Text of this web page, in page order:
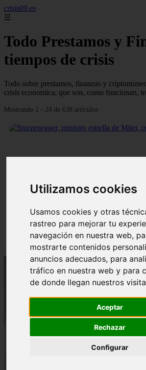
Utilizamos cookies
Usamos cookies y otras
rastreo para mejorar tu
navegación en nuestra web,
mostrarte contenidos
anuncios adecuados, para
tráfico en nuestra web y para
de donde llegan nuestros
Aceptar
Rechazar
Configurar
crisis09.es
☰
Todo Prestamos y
tiempos de crisis
Todo sobre prestamos, finanzas y
crisis economica, que son, como funcionan,
Mostrando 1 - 24 de 638 artículos
Sturzenegger, ministro estrella de
gran obra